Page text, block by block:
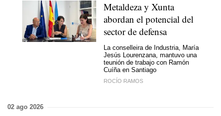
Metaldeza y Xunta
abordan el potencial del
sector de defensa
La conselleira de Industria, María
Jesús Lourenzana, mantuvo una
teunión de trabajo con Ramón
Cuíña en Santiago
ROCÍO RAMOS
02 ago 2026